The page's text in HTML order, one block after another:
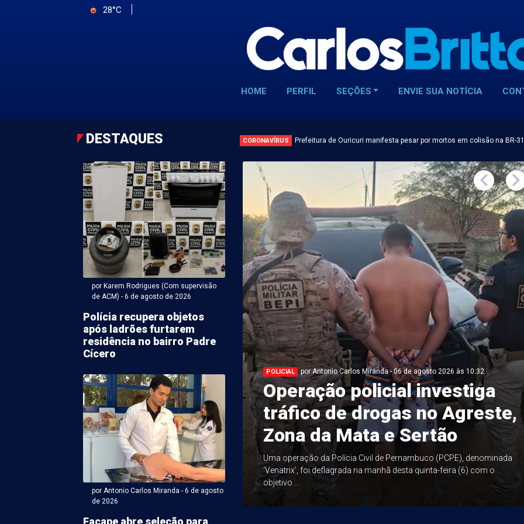
28°C
HOME PERFIL SEÇÕES ENVIE SUA NOTÍCIA
DESTAQUES CORONAVÍRUS Prefeitura de Ouricuri manifesta pesar por mortos em colisão na BR-
por Karem Rodrigues (Com supervisão
de ACM) - 6 de agosto de 2026
Polícia recupera objetos
após ladrões furtarem
residência no bairro Padre
Cícero
por Antonio Carlos Miranda - 6 de agosto
de 2026
causada por queima
incomoda moradores
continua levando transtornos a comunidades de
dessa vez, ocorreu na Avenida Nordeste, numa
POLICIAL por Antonio Carlos Miranda - 06 de agosto 2026 às 10:32
Operação policial investiga
tráfico de drogas no Agreste,
Zona da Mata e Sertão
Uma operação da Polícia Civil de Pernambuco (PCPE), denominada
‘Venatrix’, foi deflagrada na manhã desta quinta-feira (6) com o
objetivo ...